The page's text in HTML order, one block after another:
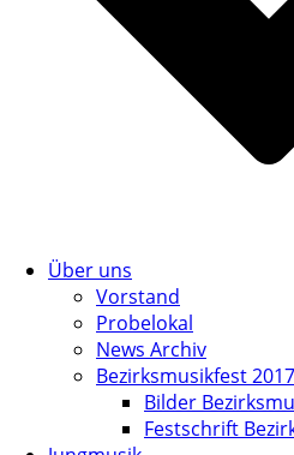
Über uns
Vorstand
Probelokal
News Archiv
Bezirksmusikfest 2017
Bilder
Festschrift